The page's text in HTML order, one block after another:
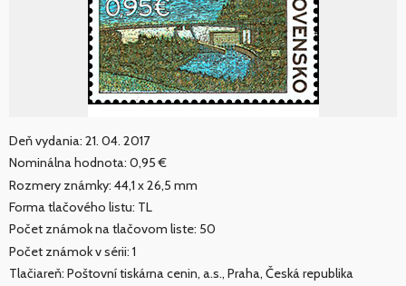
Deň vydania: 21. 04. 2017
Nominálna hodnota: 0,95 €
Rozmery známky: 44,1 x 26,5 mm
Forma tlačového listu: TL
Počet známok na tlačovom liste: 50
Počet známok v sérii: 1
Tlačiareň: Poštovní tiskárna cenin, a.s., Praha, Česká republika